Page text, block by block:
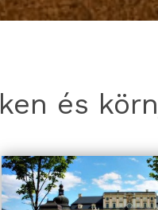
és